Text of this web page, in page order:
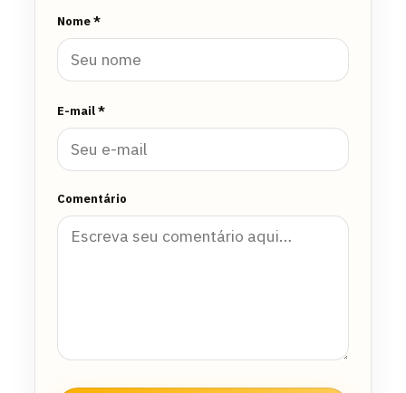
Nome *
E-mail *
Comentário